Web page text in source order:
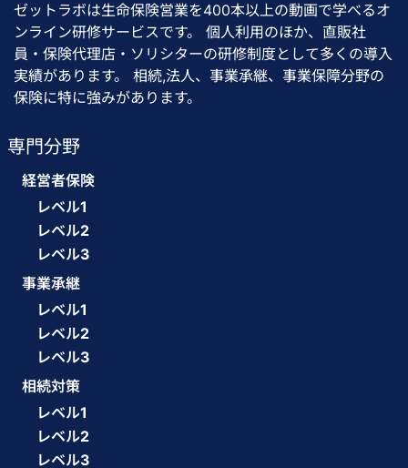
ゼットラボは生命保険営業を400本以上の動画で学べるオ
ンライン研修サービスです。 個人利用のほか、直販社
員・保険代理店・ソリシターの研修制度として多くの導入
実績があります。 相続,法人、事業承継、事業保障分野の
保険に特に強みがあります。
専門分野
経営者保険
レベル1
レベル2
レベル3
事業承継
レベル1
レベル2
レベル3
相続対策
レベル1
レベル2
レベル3